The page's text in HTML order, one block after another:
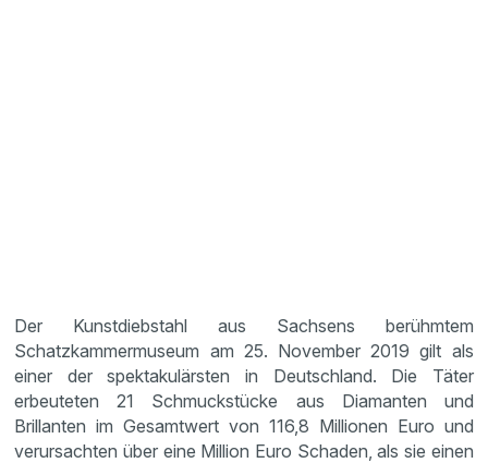
Der Kunstdiebstahl aus Sachsens berühmtem
Schatzkammermuseum am 25. November 2019 gilt als
einer der spektakulärsten in Deutschland. Die Täter
erbeuteten 21 Schmuckstücke aus Diamanten und
Brillanten im Gesamtwert von 116,8 Millionen Euro und
verursachten über eine Million Euro Schaden, als sie einen